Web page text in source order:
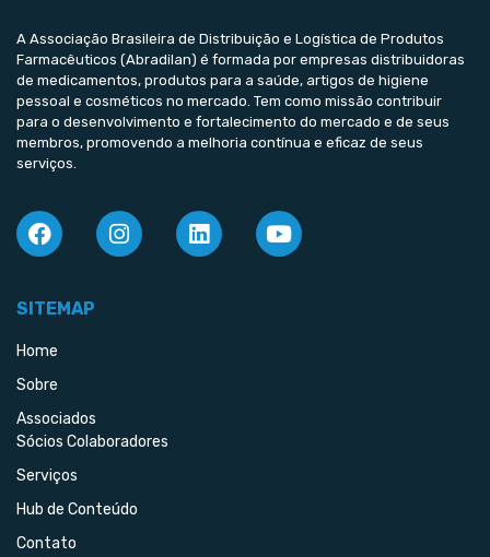
A Associação Brasileira de Distribuição e Logística de Produtos
Farmacêuticos (Abradilan) é formada por empresas distribuidoras
de medicamentos, produtos para a saúde, artigos de higiene
pessoal e cosméticos no mercado. Tem como missão contribuir
para o desenvolvimento e fortalecimento do mercado e de seus
membros, promovendo a melhoria contínua e eficaz de seus
serviços.
SITEMAP
Home
Sobre
Associados
Sócios Colaboradores
Serviços
Hub de Conteúdo
Contato